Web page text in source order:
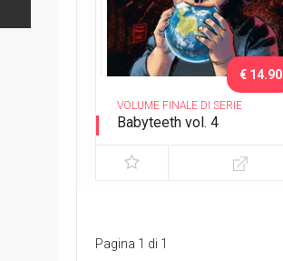
VOLUME FINALE DI SERIE
Babyteeth vol. 4
€ 14.90
Pagina 1 di 1